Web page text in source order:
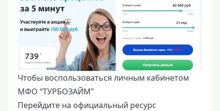
Чтобы воспользоваться личным кабинетом
МФО “ТУРБОЗАЙМ”
Перейдите на официальный ресурс